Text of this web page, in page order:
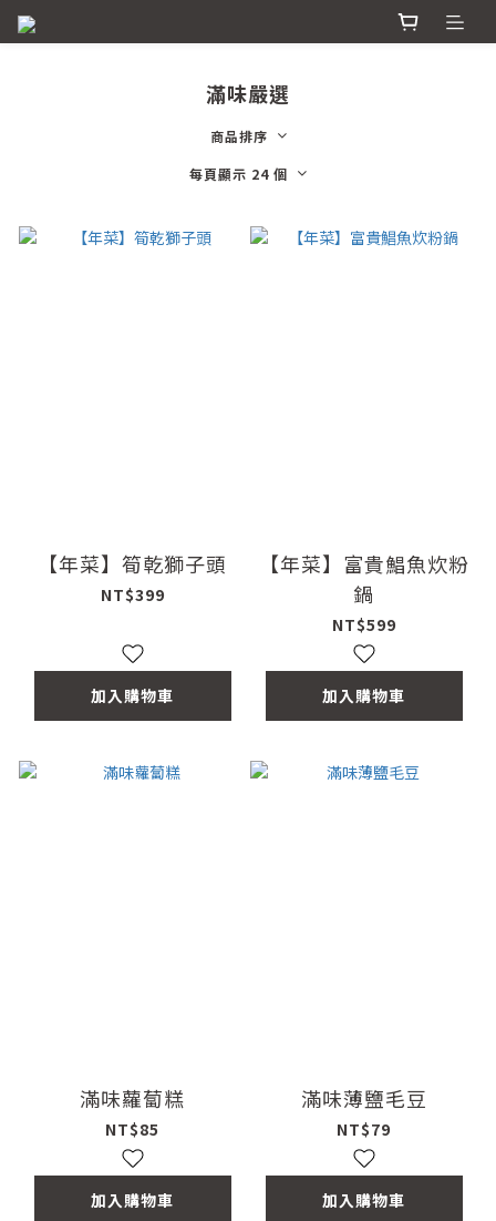
滿味嚴選
商品排序
每頁顯示 24 個
【年菜】筍乾獅子頭
NT$399
加入購物車
【年菜】富貴鯧魚炊粉
鍋
NT$599
加入購物車
滿味蘿蔔糕
NT$85
加入購物車
滿味薄鹽毛豆
NT$79
加入購物車